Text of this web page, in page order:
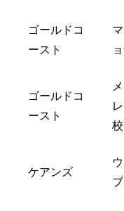
ゴールドコ
ースト
ゴールドコ
ースト
校
ケアンズ